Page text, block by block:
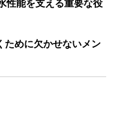
性能を支える重要な役
ために欠かせないメン